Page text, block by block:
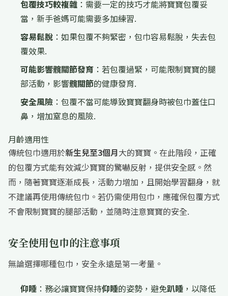
包覆技巧較複雜 ：需要一定的技巧才能將寶寶包覆妥
當，新手爸媽可能需要多加練習.
容易鬆脫 ：如果包覆不夠緊密，包巾容易鬆脫，失去包
覆效果.
可能影響髖關節發育 ：若包覆過緊，可能限制寶寶的腿
部活動，影響髖關節的健康發育.
安全風險 ：包覆不當可能導致寶寶翻身時被包巾蓋住口
鼻，增加窒息的風險.
月齡適用性
傳統包巾適用於新生兒至3個月大的寶寶。在此階段，正確
的包覆方式能有效減少寶寶的驚嚇反射，提供安全感。然
而，隨著寶寶逐漸成長，活動力增加，且開始學習翻身，就
不建議再使用傳統包巾。若仍需使用包巾，應確保包覆方式
不會限制寶寶的腿部活動，並隨時注意寶寶的安全.
安全使用包巾的注意事項
無論選擇哪種包巾，安全永遠是第一考量。
仰睡 ：務必讓寶寶保持仰睡的姿勢，避免趴睡 ，以降低